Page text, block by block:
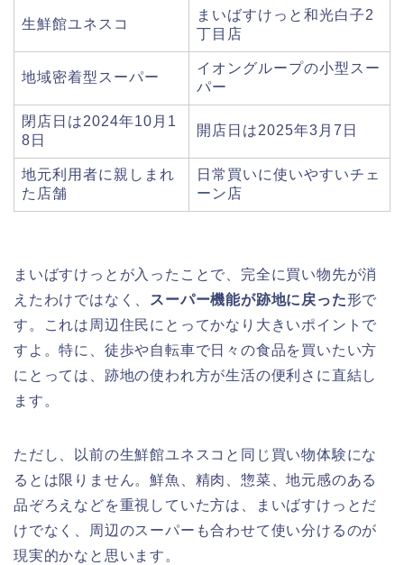
生鮮館ユネスコ
まいばすけっと和光白子2
丁目店
地域密着型スーパー
イオングループの小型スー
パー
閉店日は2024年10月1
8日
開店日は2025年3月7日
地元利用者に親しまれ
た店舗
日常買いに使いやすいチェ
ーン店
まいばすけっとが入ったことで、完全に買い物先が消
えたわけではなく、
スーパー機能が跡地に戻った形で
す。これは周辺住民にとってかなり大きいポイントで
すよ。特に、徒歩や自転車で日々の食品を買いたい方
にとっては、跡地の使われ方が生活の便利さに直結し
ます。
ただし、以前の生鮮館ユネスコと同じ買い物体験にな
るとは限りません。鮮魚、精肉、惣菜、地元感のある
品ぞろえなどを重視していた方は、まいばすけっとだ
けでなく、周辺のスーパーも合わせて使い分けるのが
現実的かなと思います。